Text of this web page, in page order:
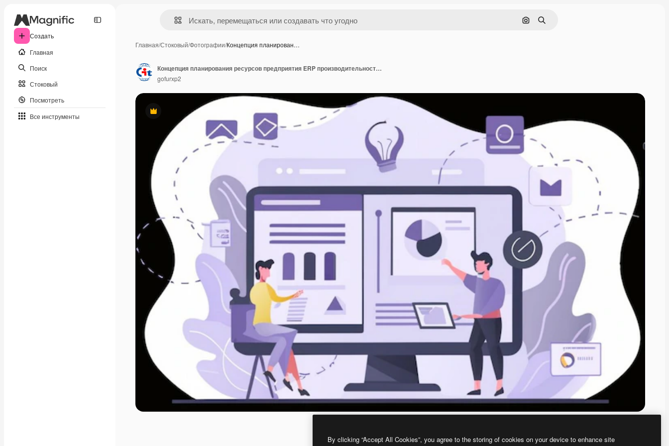
Создать
Главная
Поиск
Стоковый
Посмотреть
Все инструменты
Поиск по изображению
Поиск
Главная/Стоковый/Фотографии/Концепция планирован…
Премиум
Концепция планирования ресурсов предприятия ERP производительность и улучшение компании Иллюстрационный веб-сайт
gofurxp2
By clicking “Accept All Cookies”, you agree to the storing of cookies on your device to enhance site